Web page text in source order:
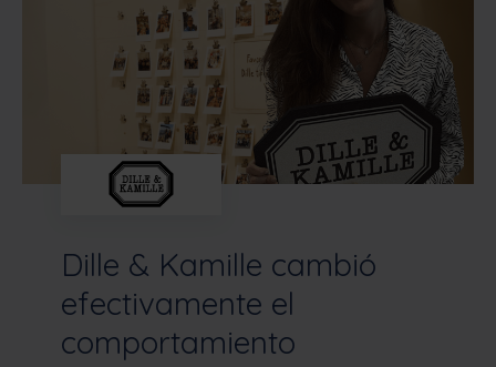
Dille & Kamille cambió
efectivamente el
comportamiento